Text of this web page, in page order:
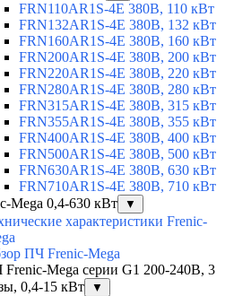
FRN110AR1S-4E 380В, 110 кВт
FRN132AR1S-4E 380В, 132 кВт
FRN160AR1S-4E 380В, 160 кВт
FRN200AR1S-4E 380В, 200 кВт
FRN220AR1S-4E 380В, 220 кВт
FRN280AR1S-4E 380В, 280 кВт
FRN315AR1S-4E 380В, 315 кВт
FRN355AR1S-4E 380В, 355 кВт
FRN400AR1S-4E 380В, 400 кВт
FRN500AR1S-4E 380В, 500 кВт
FRN630AR1S-4E 380В, 630 кВт
FRN710AR1S-4E 380В, 710 кВт
Mega 0,4-630 кВт
▼
характеристики Frenic-
ПЧ Frenic-Mega
Mega серии G1 200-240В, 3
0,4-15 кВт
▼